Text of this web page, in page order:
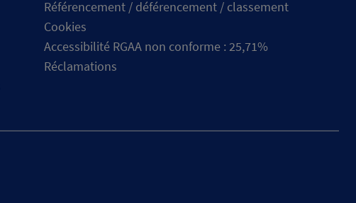
Référencement / déférencement / classement
Cookies
Accessibilité RGAA non conforme : 25,71%
Réclamations